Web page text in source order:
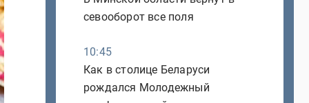
севооборот все поля
10:45
Как в столице Беларуси
рождался Молодежный